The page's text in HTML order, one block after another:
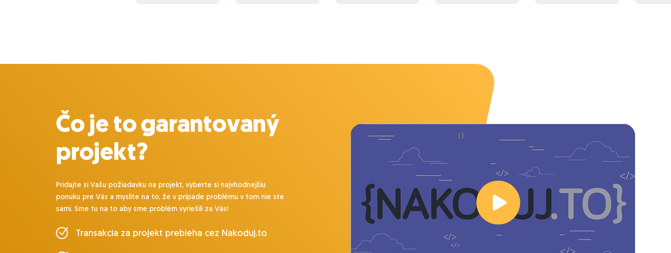
Čo je to garantovaný
projekt?
Pridajte si Vašu požiadavku na projekt, vyberte si najvhodnejšiu
ponuku pre Vás a myslite na to, že v prípade problému v tom nie ste
sami. Sme tu na to aby sme problém vyriešili za Vás!
Transakcia za projekt prebieha cez Nakoduj.to